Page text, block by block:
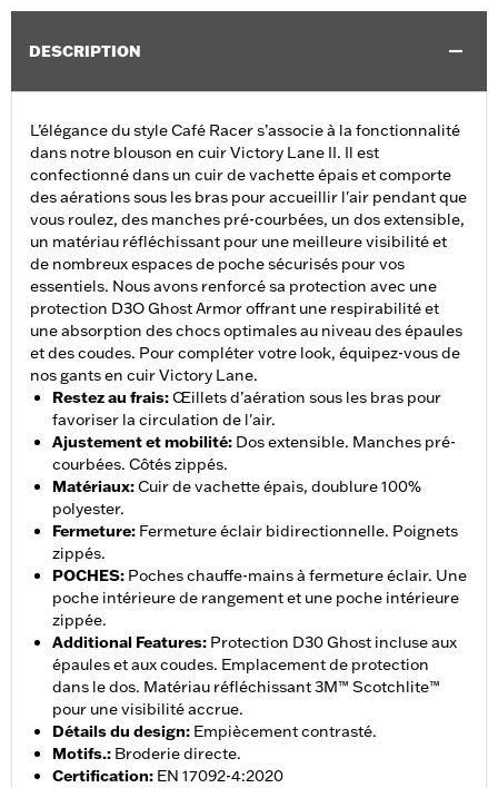
DESCRIPTION
L’élégance du style Café Racer s’associe à la fonctionnalité
dans notre blouson en cuir Victory Lane II. Il est
confectionné dans un cuir de vachette épais et comporte
des aérations sous les bras pour accueillir l'air pendant que
vous roulez, des manches pré-courbées, un dos extensible,
un matériau réfléchissant pour une meilleure visibilité et
de nombreux espaces de poche sécurisés pour vos
essentiels. Nous avons renforcé sa protection avec une
protection D3O Ghost Armor offrant une respirabilité et
une absorption des chocs optimales au niveau des épaules
et des coudes. Pour compléter votre look, équipez-vous de
nos gants en cuir Victory Lane.
Restez au frais:Œillets d’aération sous les bras pour
favoriser la circulation de l'air.
Ajustement et mobilité: Dos extensible. Manches pré-
courbées. Côtés zippés.
Matériaux:Cuir de vachette épais, doublure 100%
polyester.
Fermeture: Fermeture éclair bidirectionnelle. Poignets
zippés.
POCHES: Poches chauffe-mains à fermeture éclair. Une
poche intérieure de rangement et une poche intérieure
zippée.
Additional Features: Protection D30 Ghost incluse aux
épaules et aux coudes. Emplacement de protection
dans le dos. Matériau réfléchissant 3M™ Scotchlite™
pour une visibilité accrue.
Détails du design: Empiècement contrasté.
Motifs.: Broderie directe.
Certification: EN 17092-4:2020